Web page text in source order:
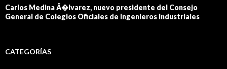
Carlos Medina Ã�lvarez, nuevo presidente del Consejo
General de Colegios Oficiales de Ingenieros Industriales
CATEGORÍAS